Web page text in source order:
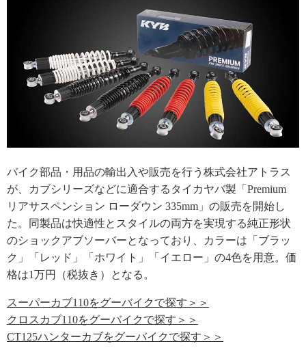
バイク部品・用品の輸出入や販売を行う株式会社アトラス
が、カブシリーズなどに適合するタイカヤバ製「Premium
リアサスペンション ローダウン 335mm」の販売を開始し
た。同製品は快適性とスタイルの両方を実現する純正形状
のショックアブソーバーとなっており、カラーは「ブラッ
ク」「レッド」「ホワイト」「イエロー」の4色を用意。価
格は1万円（税抜き）となる。
スーパーカブ110をグーバイクで探す＞＞
クロスカブ110をグーバイクで探す＞＞
CT125ハンターカブをグーバイクで探す＞＞